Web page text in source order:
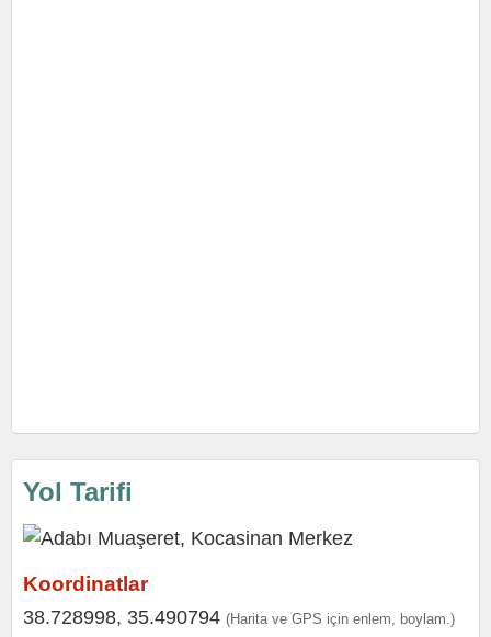
Yol Tarifi
Koordinatlar
38.728998, 35.490794 (Harita ve GPS için enlem, boylam.)